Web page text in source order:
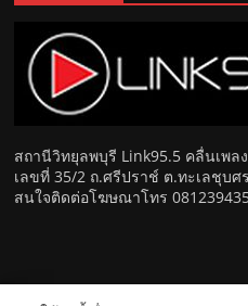
สถานีวิทยุลพบุรี Link95.5 คลื่นเพล
เลขที่ 35/2 ถ.ศรีปราช์ ต.ทะเลชุบศ
สนใจติดต่อโฆษณาโทร